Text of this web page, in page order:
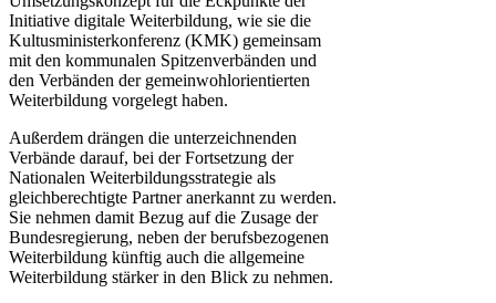
Initiative digitale Weiterbildung, wie sie die
Kultusministerkonferenz (KMK) gemeinsam
mit den kommunalen Spitzenverbänden und
den Verbänden der gemeinwohlorientierten
Weiterbildung vorgelegt haben.
Außerdem drängen die unterzeichnenden
Verbände darauf, bei der Fortsetzung der
Nationalen Weiterbildungsstrategie als
gleichberechtigte Partner anerkannt zu werden.
Sie nehmen damit Bezug auf die Zusage der
Bundesregierung, neben der berufsbezogenen
Weiterbildung künftig auch die allgemeine
Weiterbildung stärker in den Blick zu nehmen.